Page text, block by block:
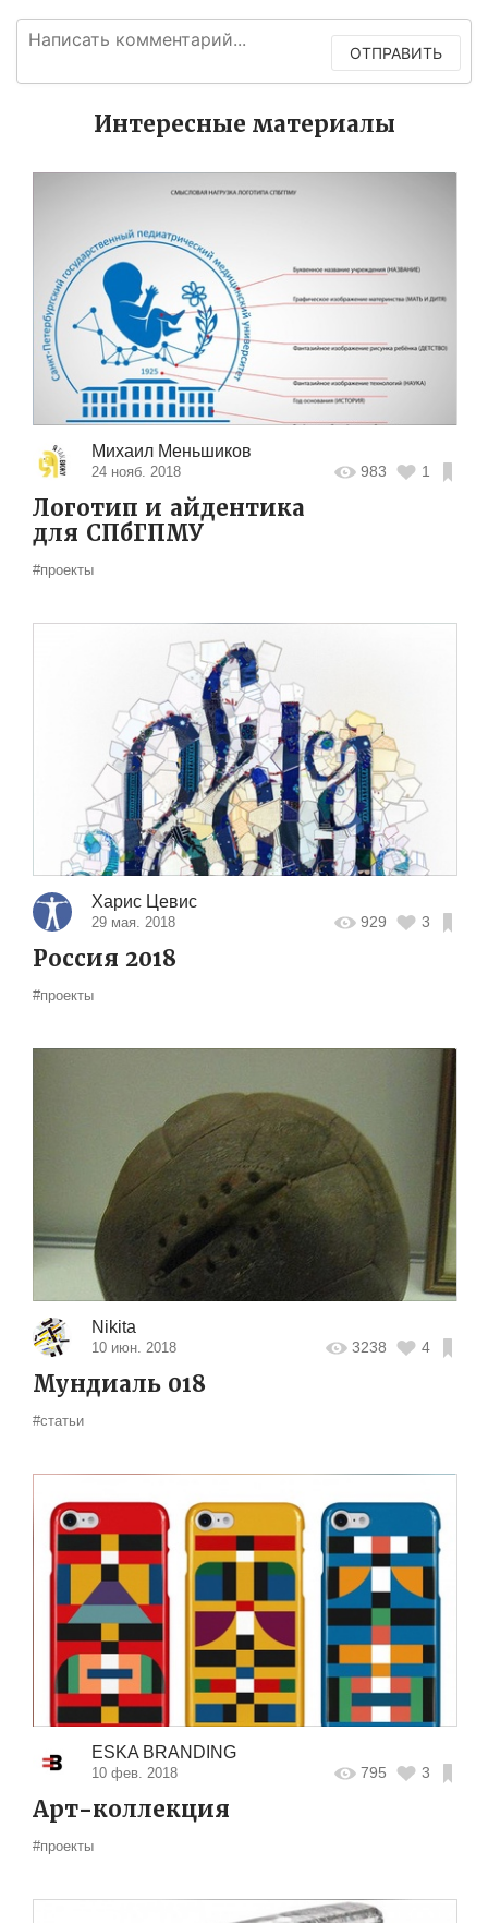
ОТПРАВИТЬ
Интересные материалы
Михаил Меньшиков
24 нояб. 2018 983 1
Логотип и айдентика
для СПбГПМУ
#проекты
Харис Цевис
29 мая. 2018 929 3
Россия 2018
#проекты
Nikita
10 июн. 2018 3238 4
Мундиаль 018
#статьи
ESKA BRANDING
10 фев. 2018 795 3
Арт-коллекция
#проекты